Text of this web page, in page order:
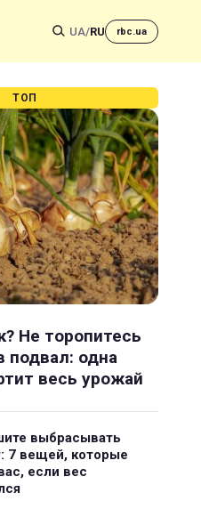
UA/RU rbc.ua
ТОП
Не торопитесь
подвал: одна
весь урожай
выбрасывать
7 вещей, которые
если вес